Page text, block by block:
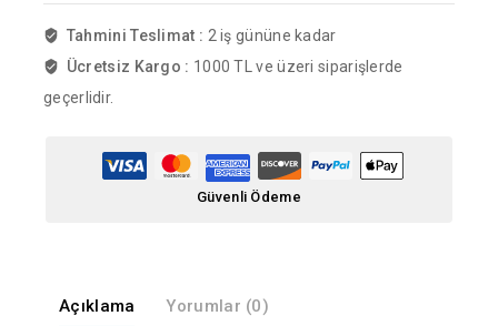
Tahmini Teslimat : 2 iş gününe kadar
Ücretsiz Kargo : 1000 TL ve üzeri siparişlerde
geçerlidir.
Güvenli Ödeme
Açıklama Yorumlar (0)